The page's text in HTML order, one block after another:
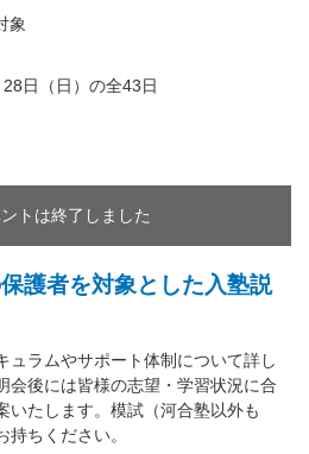
象
日（日）の全43日
トは終了しました
護者を対象とした入塾説
ュラムやサポート体制について詳し
会後には皆様の志望・学習状況に合
いたします。模試（河合塾以外も
ちください。